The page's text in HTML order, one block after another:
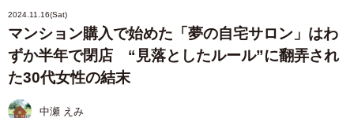
2024.11.16(Sat)
マンション購入で始めた「夢の自宅サロン」はわ
ずか半年で閉店 “見落としたルール”に翻弄され
た30代女性の結末
中瀬 えみ